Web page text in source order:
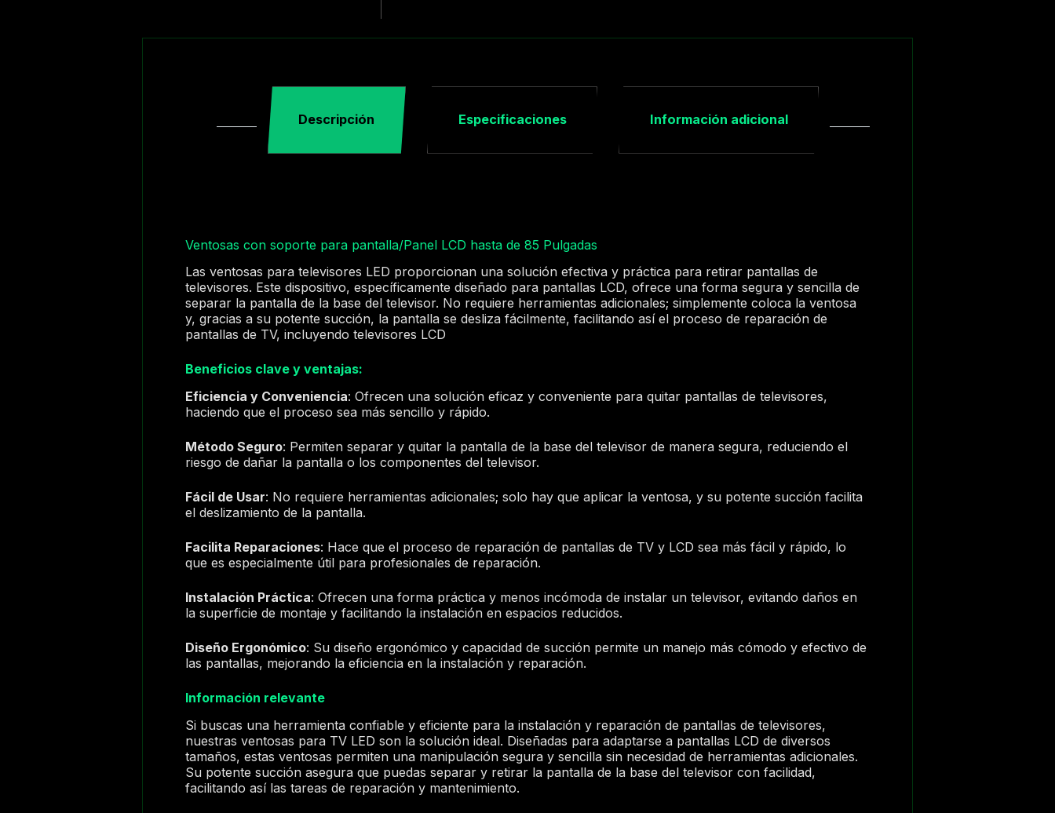
Descripción Especificaciones Información adicional
Ventosas con soporte para pantalla/Panel LCD hasta de 85 Pulgadas
Las ventosas para televisores LED proporcionan una solución efectiva y práctica para retirar pantallas de
televisores. Este dispositivo, específicamente diseñado para pantallas LCD, ofrece una forma segura y sencilla de
separar la pantalla de la base del televisor. No requiere herramientas adicionales; simplemente coloca la ventosa
y, gracias a su potente succión, la pantalla se desliza fácilmente, facilitando así el proceso de reparación de
pantallas de TV, incluyendo televisores LCD
Beneficios clave y ventajas:
Eficiencia y Conveniencia: Ofrecen una solución eficaz y conveniente para quitar pantallas de televisores,
haciendo que el proceso sea más sencillo y rápido.
Método Seguro: Permiten separar y quitar la pantalla de la base del televisor de manera segura, reduciendo el
riesgo de dañar la pantalla o los componentes del televisor.
Fácil de Usar: No requiere herramientas adicionales; solo hay que aplicar la ventosa, y su potente succión facilita
el deslizamiento de la pantalla.
Facilita Reparaciones: Hace que el proceso de reparación de pantallas de TV y LCD sea más fácil y rápido, lo
que es especialmente útil para profesionales de reparación.
Instalación Práctica: Ofrecen una forma práctica y menos incómoda de instalar un televisor, evitando daños en
la superficie de montaje y facilitando la instalación en espacios reducidos.
Diseño Ergonómico: Su diseño ergonómico y capacidad de succión permite un manejo más cómodo y efectivo de
las pantallas, mejorando la eficiencia en la instalación y reparación.
Información relevante
Si buscas una herramienta confiable y eficiente para la instalación y reparación de pantallas de televisores,
nuestras ventosas para TV LED son la solución ideal. Diseñadas para adaptarse a pantallas LCD de diversos
tamaños, estas ventosas permiten una manipulación segura y sencilla sin necesidad de herramientas adicionales.
Su potente succión asegura que puedas separar y retirar la pantalla de la base del televisor con facilidad,
facilitando así las tareas de reparación y mantenimiento.